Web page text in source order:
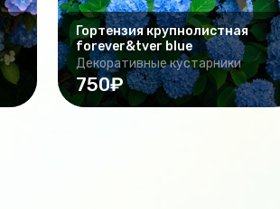
Гортензия крупнолистная
forever&tver blue
Декоративные кустарники
750₽